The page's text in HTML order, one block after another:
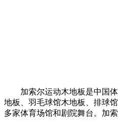
加索尔运动木地板是中国体
地板、羽毛球馆木地板、排球
多家体育场馆和剧院舞台。加